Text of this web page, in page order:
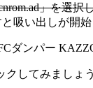
」を選択
吸い出しが開始
クしてみましょう